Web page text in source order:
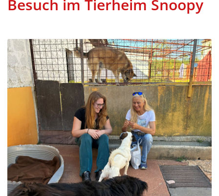
Besuch im Tierheim Snoopy